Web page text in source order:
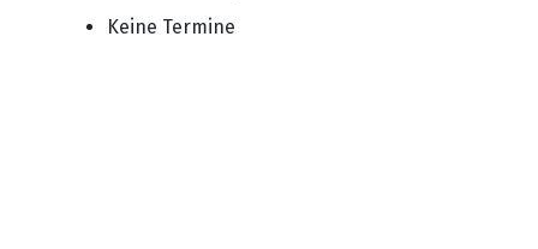
Keine Termine